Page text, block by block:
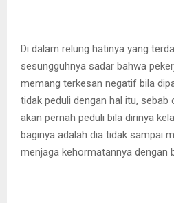
Di dalam relung hatinya yang
sesungguhnya sadar bahwa
memang terkesan negatif bila
tidak peduli dengan hal itu,
akan pernah peduli bila dirinya
baginya adalah dia tidak sampai
menjaga kehormatannya dengan